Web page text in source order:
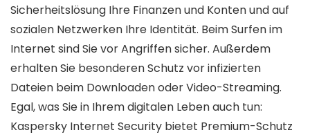
Sicherheitslösung Ihre Finanzen und Konten und auf
sozialen Netzwerken Ihre Identität. Beim Surfen im
Internet sind Sie vor Angriffen sicher. Außerdem
erhalten Sie besonderen Schutz vor infizierten
Dateien beim Downloaden oder Video-Streaming.
Egal, was Sie in Ihrem digitalen Leben auch tun:
Kaspersky Internet Security bietet Premium-Schutz